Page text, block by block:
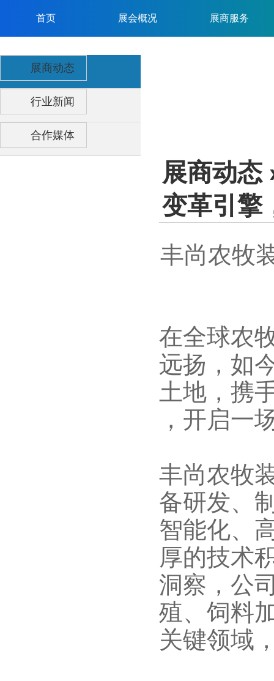
首页 展会概况 展商服务
展商动态
行业新闻
合作媒体
展商动态
变革引擎
丰尚农牧
在全球农
远扬，如
土地，携
，开启一
丰尚农牧
备研发、
智能化、
厚的技术
洞察，公
殖、饲料
关键领域